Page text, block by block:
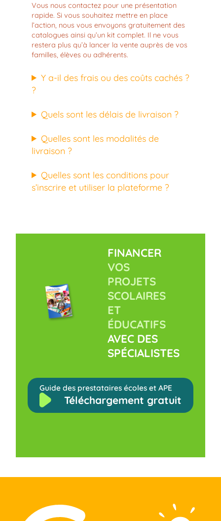
Vous nous contactez pour une présentation
rapide. Si vous souhaitez mettre en place
l’action, nous vous envoyons gratuitement des
catalogues ainsi qu’un kit complet. Il ne vous
restera plus qu’à lancer la vente auprès de vos
familles, élèves ou adhérents.
Y a-il des frais ou des coûts cachés ?
?
Quels sont les délais de livraison ?
Quelles sont les modalités de
livraison ?
Quelles sont les conditions pour
s’inscrire et utiliser la plateforme ?
FINANCER
VOS
PROJETS
SCOLAIRES
ET
ÉDUCATIFS
AVEC DES
SPÉCIALISTES
Guide des prestataires écoles et APE
Téléchargement gratuit